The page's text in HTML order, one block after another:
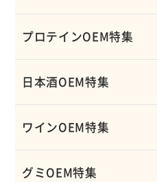
プロテインOEM特集
日本酒OEM特集
ワインOEM特集
グミOEM特集